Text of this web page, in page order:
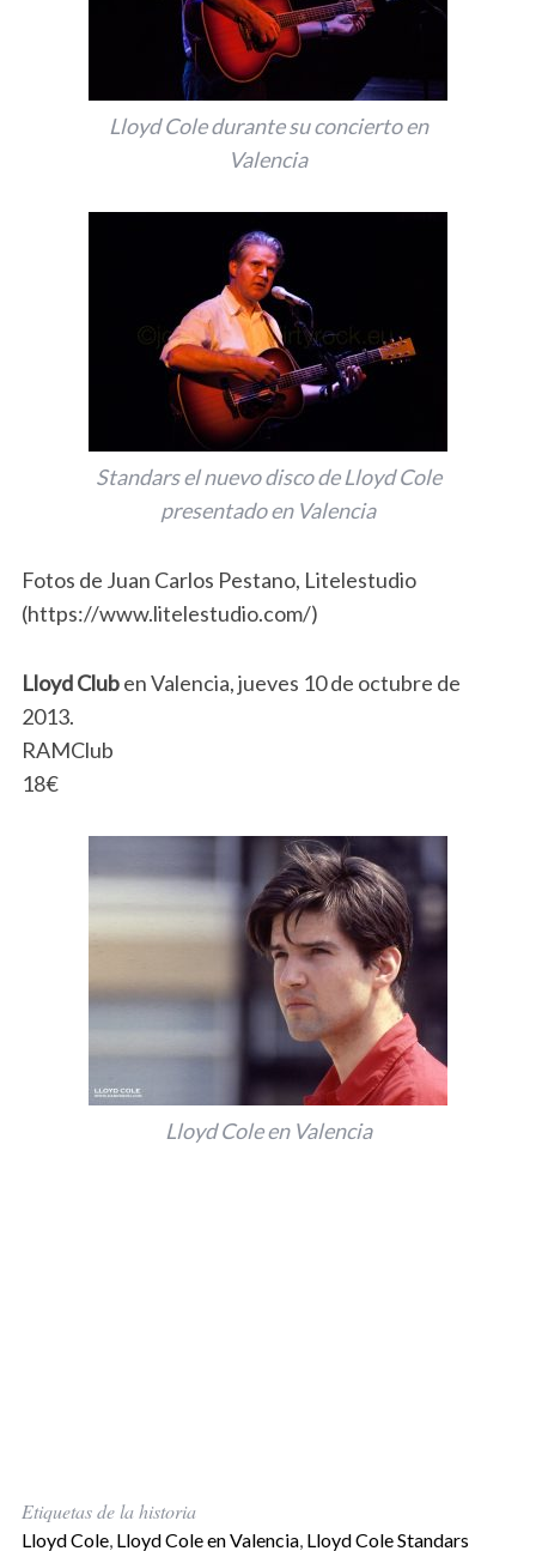
Lloyd Cole durante su concierto en
Valencia
Standars el nuevo disco de Lloyd Cole
presentado en Valencia
Fotos de Juan Carlos Pestano, Litelestudio
(https://www.litelestudio.com/)
Lloyd Cluben Valencia, jueves 10 de octubre de
2013.
RAMClub
18€
Lloyd Cole en Valencia
Etiquetas de la historia
Lloyd Cole, Lloyd Cole en Valencia, Lloyd Cole Standars